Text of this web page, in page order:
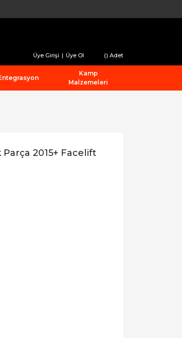
Üye Girişi | Üye Ol () Adet
Kamp
Malzemeleri
2015+ Facelift